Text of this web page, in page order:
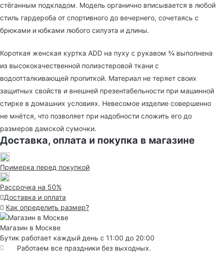
стёганным подкладом. Модель органично вписывается в любой
стиль гардероба от спортивного до вечернего, сочетаясь с
брюками и юбками любого силуэта и длины.
Короткая женская куртка ADD на пуху с рукавом ¾ выполнена
из высококачественной полиэстеровой ткани с
водоотталкивающей пропиткой. Материал не теряет своих
защитных свойств и внешней презентабельности при машинной
стирке в домашних условиях. Невесомое изделие совершенно
не мнётся, что позволяет при надобности сложить его до
размеров дамской сумочки.
Доставка, оплата и покупка в магазине
Примерка перед покупкой
Рассрочка на 50%
Доставка и оплата
Как определить размер?
Магазин в Москве
Бутик работает каждый день с 11:00 до 20:00
Работаем все праздники без выходных.